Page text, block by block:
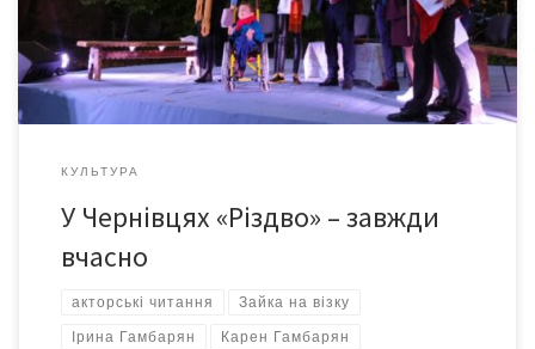
років Оксані стало відомо, що академічні театри вважають її
«короновану» п’єсу «занадто авангардною», а
експериментальні […]
КУЛЬТУРА
У Чернівцях «Різдво» – завжди
вчасно
акторські читання Зайка на візку
Ірина Гамбарян Карен Гамбарян